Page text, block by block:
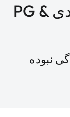
برنامه های نرخ خورشیدی PG &
نبوده